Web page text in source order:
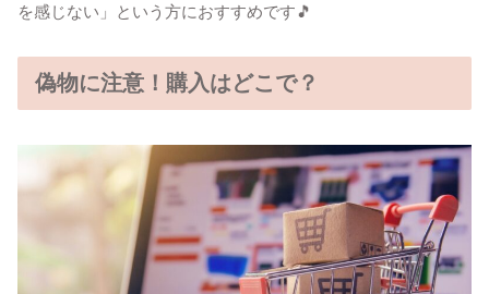
を感じない」という方におすすめです🎵
偽物に注意！購入はどこで？